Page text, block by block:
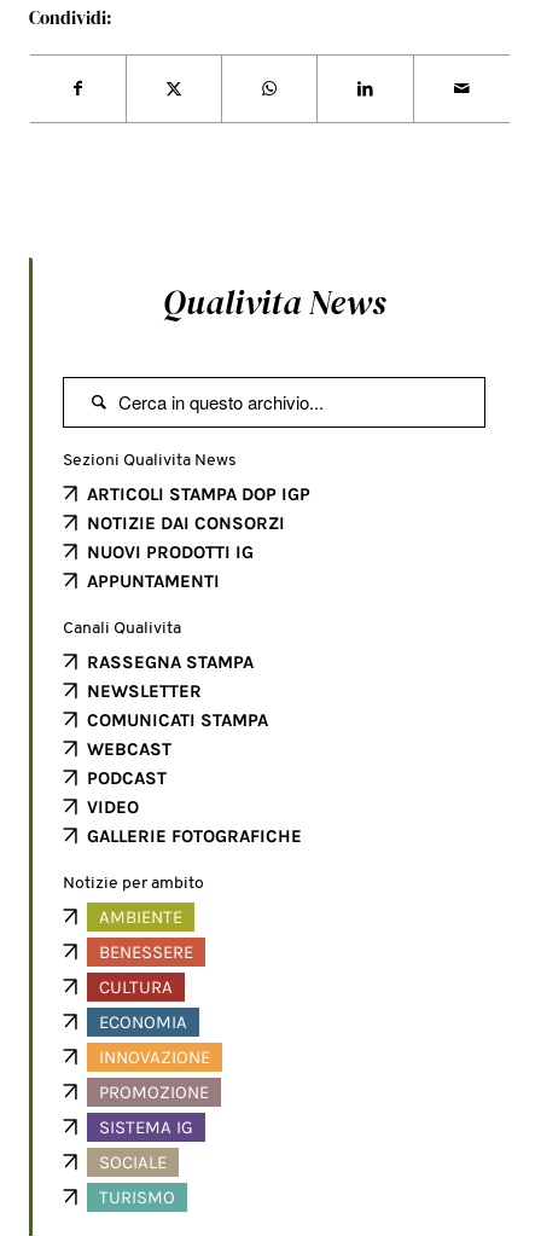
Condividi:
Qualivita News

Sezioni Qualivita News
ARTICOLI STAMPA DOP IGP
NOTIZIE DAI CONSORZI
NUOVI PRODOTTI IG
APPUNTAMENTI
Canali Qualivita
RASSEGNA STAMPA
NEWSLETTER
COMUNICATI STAMPA
WEBCAST
PODCAST
VIDEO
GALLERIE FOTOGRAFICHE
Notizie per ambito
AMBIENTE
BENESSERE
CULTURA
ECONOMIA
INNOVAZIONE
PROMOZIONE
SISTEMA IG
SOCIALE
TURISMO